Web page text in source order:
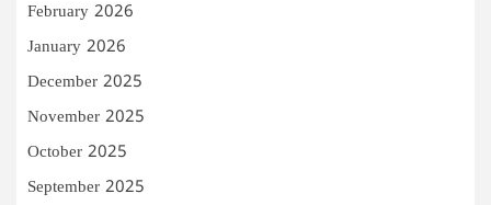
February 2026
January 2026
December 2025
November 2025
October 2025
September 2025